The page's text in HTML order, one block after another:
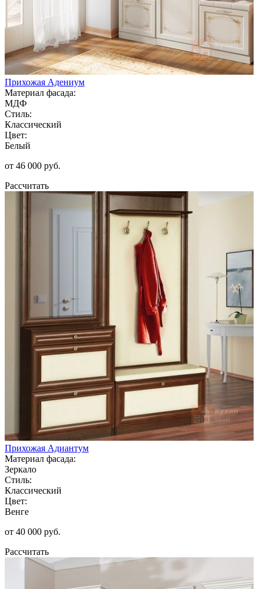
Прихожая Адениум
Материал фасада:
МДФ
Стиль:
Классический
Цвет:
Белый
от 46 000 руб.
Рассчитать
Прихожая Адиантум
Материал фасада:
Зеркало
Стиль:
Классический
Цвет:
Венге
от 40 000 руб.
Рассчитать